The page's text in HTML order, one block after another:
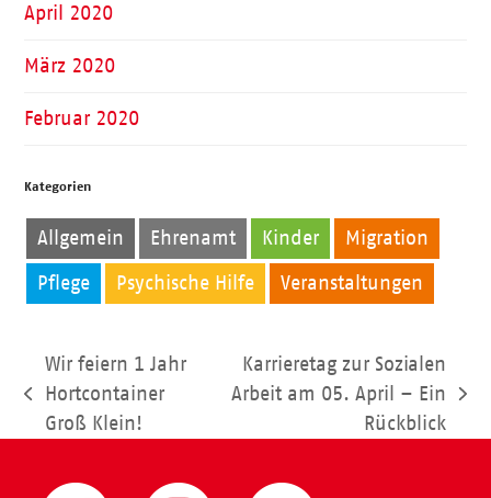
April 2020
März 2020
Februar 2020
Kategorien
Allgemein Ehrenamt Kinder Migration
Pflege Psychische Hilfe Veranstaltungen
vorheriger
Beitrag:
Wir feiern 1 Jahr
Hortcontainer
Groß Klein!
Nächster
Beitrag:
Karrieretag zur Sozialen
Arbeit am 05. April – Ein
Rückblick